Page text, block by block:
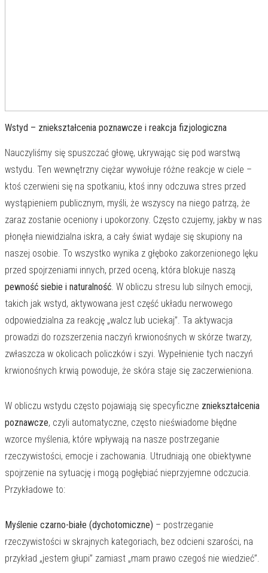
Wstyd – zniekształcenia poznawcze i reakcja fizjologiczna
Nauczyliśmy się spuszczać głowę, ukrywając się pod warstwą
wstydu. Ten wewnętrzny ciężar wywołuje różne reakcje w ciele –
ktoś czerwieni się na spotkaniu, ktoś inny odczuwa stres przed
wystąpieniem publicznym, myśli, że wszyscy na niego patrzą, że
zaraz zostanie oceniony i upokorzony. Często czujemy, jakby w nas
płonęła niewidzialna iskra, a cały świat wydaje się skupiony na
naszej osobie. To wszystko wynika z głęboko zakorzenionego lęku
przed spojrzeniami innych, przed oceną, która blokuje naszą
pewność siebie i naturalność. W obliczu stresu lub silnych emocji,
takich jak wstyd, aktywowana jest część układu nerwowego
odpowiedzialna za reakcję „walcz lub uciekaj”. Ta aktywacja
prowadzi do rozszerzenia naczyń krwionośnych w skórze twarzy,
zwłaszcza w okolicach policzków i szyi. Wypełnienie tych naczyń
krwionośnych krwią powoduje, że skóra staje się zaczerwieniona.
W obliczu wstydu często pojawiają się specyficzne zniekształcenia
poznawcze, czyli automatyczne, często nieświadome błędne
wzorce myślenia, które wpływają na nasze postrzeganie
rzeczywistości, emocje i zachowania. Utrudniają one obiektywne
spojrzenie na sytuację i mogą pogłębiać nieprzyjemne odczucia.
Przykładowe to:
Myślenie czarno-białe (dychotomiczne) – postrzeganie
rzeczywistości w skrajnych kategoriach, bez odcieni szarości, na
przykład „jestem głupi” zamiast „mam prawo czegoś nie wiedzieć”.